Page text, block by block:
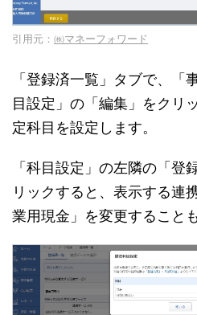
引用元： ㈱マネーフォワード
「登録済一覧」タブで、「
目設定」の「編集」をクリ
定科目を設定します。
「科目設定」の左隣の「登
リックすると、表示する連
業用現金」を変更すること